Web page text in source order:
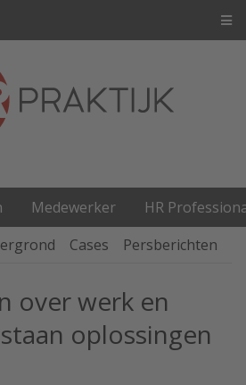
Medewerker
HR
Cases Persberichten
over werk en
oplossingen